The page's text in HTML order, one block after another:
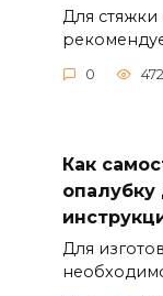
Для стяжки
0 472
Как
Для